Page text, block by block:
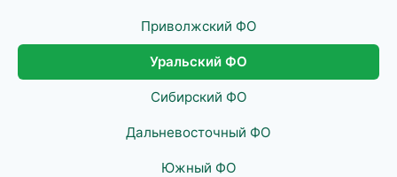
Приволжский ФО
Уральский ФО
Сибирский ФО
Дальневосточный ФО
Южный ФО